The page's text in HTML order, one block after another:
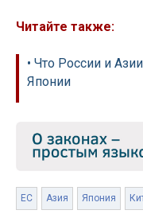
Читайте также:
• Что России и
Японии
ЕС Азия Япония